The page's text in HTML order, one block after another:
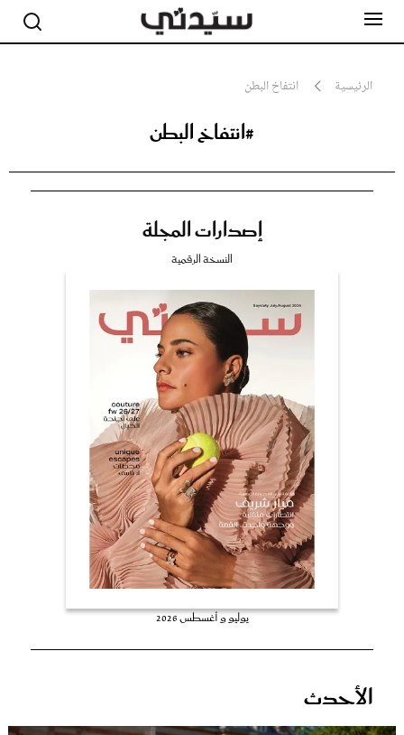
الرئيسية انتفاخ البطن
#انتفاخ البطن
إصدارات المجلة
النسخة الرقمية
يوليو و أغسطس 2026
الأحدث
جمال
صحة ورشاقة
عروس سيدتي
غلاف رفمي